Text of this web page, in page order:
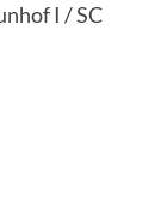
I / SC